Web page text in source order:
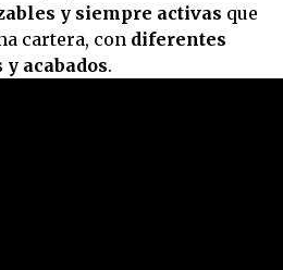
y siempre activas que
cartera, con diferentes
acabados.